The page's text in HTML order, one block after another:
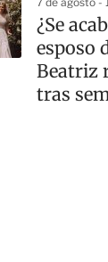
¿Se
esposo
Beatriz
tras